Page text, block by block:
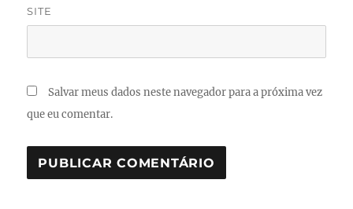
SITE
Salvar meus dados neste navegador para a próxima vez
que eu comentar.